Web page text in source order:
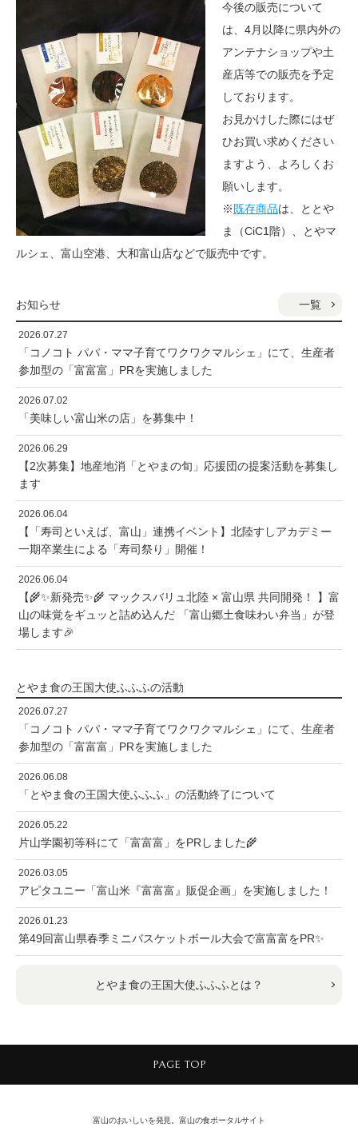
今後の販売について
は、4月以降に県内外の
アンテナショップや土
産店等での販売を予定
しております。
お見かけした際にはぜ
ひお買い求めください
ますよう、よろしくお
願いします。
※ 既存商品は、ととや
ま（CiC1階）、とやマ
ルシェ、富山空港、大和富山店などで販売中です。
お知らせ 一覧
2026.07.27
「コノコト パパ・ママ子育てワクワクマルシェ」にて、生産者
参加型の「富富富」PRを実施しました
2026.07.02
「美味しい富山米の店」を募集中！
2026.06.29
【2次募集】地産地消「とやまの旬」応援団の提案活動を募集し
ます
2026.06.04
【「寿司といえば、富山」連携イベント】北陸すしアカデミー
一期卒業生による「寿司祭り」開催！
2026.06.04
【🌾✨新発売✨🌾 マックスバリュ北陸 × 富山県 共同開発！ 】富
山の味覚をギュッと詰め込んだ 「富山郷土食味わい弁当」が登
場します🎉
とやま食の王国大使ふふふの活動
2026.07.27
「コノコト パパ・ママ子育てワクワクマルシェ」にて、生産者
参加型の「富富富」PRを実施しました
2026.06.08
「とやま食の王国大使ふふふ」の活動終了について
2026.05.22
片山学園初等科にて「富富富」をPRしました🌾
2026.03.05
アピタユニー「富山米『富富富』販促企画」を実施しました！
2026.01.23
第49回富山県春季ミニバスケットボール大会で富富富をPR✨
とやま食の王国大使ふふふとは？
PAGE TOP
富山のおいしいを発見。富山の食ポータルサイト